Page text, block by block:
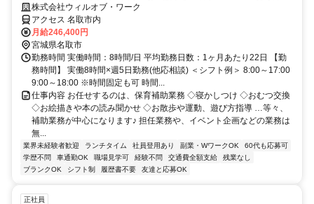
仕事なし♪【平日のみも可能！】
株式会社ウィルオブ・ワーク
アクセス 名取市内
月給246,400円
宮城県名取市
勤務時間 実働時間：8時間/日 平均勤務日数：1ヶ月あたり22日 【勤
務時間】 実働8時間×週5日勤務(他応相談) ＜シフト例＞ 8:00～17:00
9:00～18:00 ※時間固定も可 時間...
仕事内容 お任せするのは、保育補助業務 ◇寝かしつけ ◇おむつ交換
◇お絵描きや本の読み聞かせ ◇お散歩や運動、遊び方指導 …等々、
補助業務が中心になります♪ 担任業務や、イベント企画などの業務は
無...
業界未経験者歓迎 ランチタイム 社員登用あり 副業・WワークOK
60代も応募可
学歴不問
車通勤OK 職場見学可 経験不問 交通費全額支給
残業なし
ブランクOK
シフト制 履歴書不要 友達と応募OK
正社員